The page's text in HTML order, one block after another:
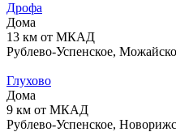
Дрофа
Дома
13 км от МКАД
Рублево-Успенское,
Глухово
Дома
9 км от МКАД
Рублево-Успенское,